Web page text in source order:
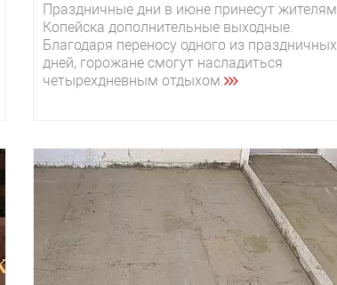
Праздничные дни в июне принесут жителям
Копейска дополнительные выходные.
Благодаря переносу одного из праздничных
дней, горожане смогут насладиться
четырехдневным отдыхом.